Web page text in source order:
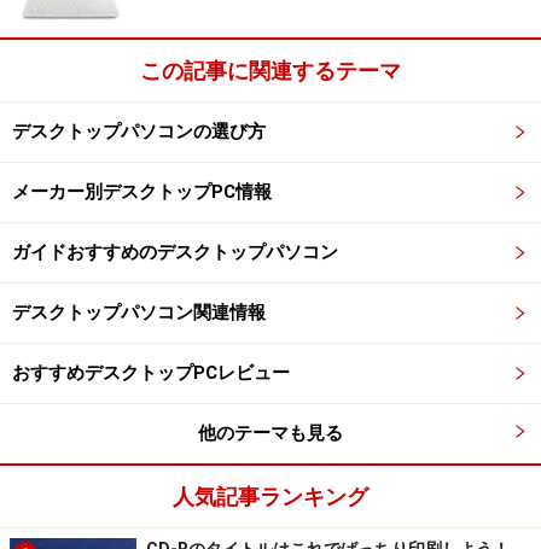
この記事に関連するテーマ
デスクトップパソコンの選び方
メーカー別デスクトップPC情報
ガイドおすすめのデスクトップパソコン
デスクトップパソコン関連情報
おすすめデスクトップPCレビュー
他のテーマも見る
人気記事ランキング